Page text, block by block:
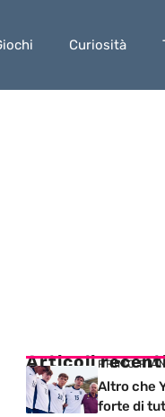
Curiosità
Articoli PRIMO
Altro che
forte di